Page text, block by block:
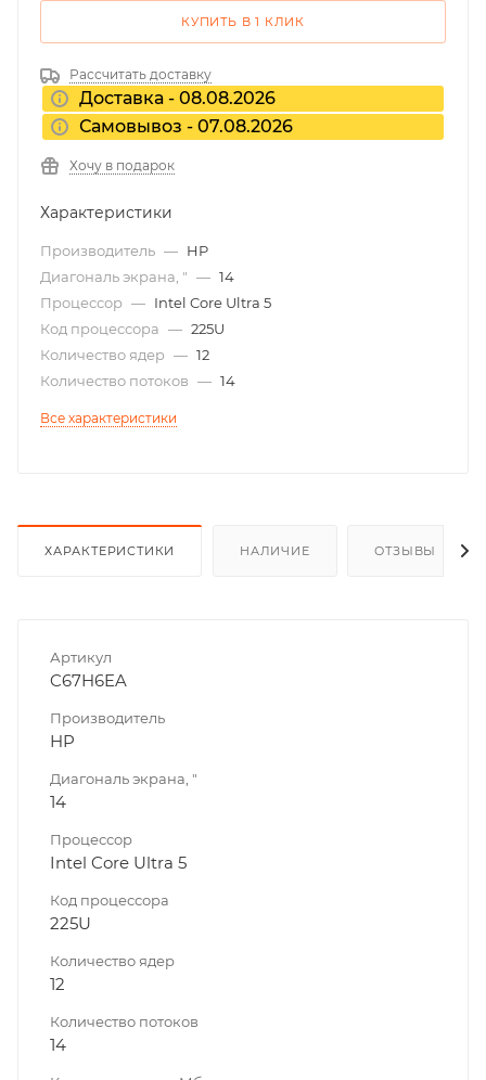
КУПИТЬ В 1 КЛИК
Рассчитать доставку
Доставка - 08.08.2026
Самовывоз - 07.08.2026
Хочу в подарок
Характеристики
Производитель — HP
Диагональ экрана, " — 14
Процессор — Intel Core Ultra 5
Код процессора — 225U
Количество ядер — 12
Количество потоков — 14
Все характеристики
ХАРАКТЕРИСТИКИ НАЛИЧИЕ ОТЗЫВЫ
Артикул
C67H6EA
Производитель
HP
Диагональ экрана, "
14
Процессор
Intel Core Ultra 5
Код процессора
225U
Количество ядер
12
Количество потоков
14